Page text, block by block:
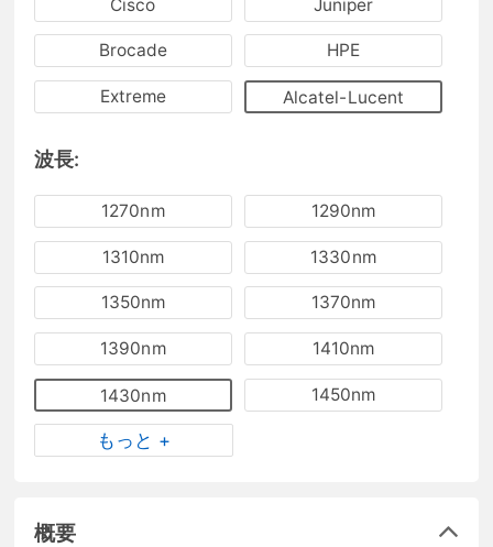
Cisco Juniper
Brocade HPE
Extreme Alcatel-Lucent
波長:
1270nm 1290nm
1310nm 1330nm
1350nm 1370nm
1390nm 1410nm
1430nm 1450nm
もっと +
概要